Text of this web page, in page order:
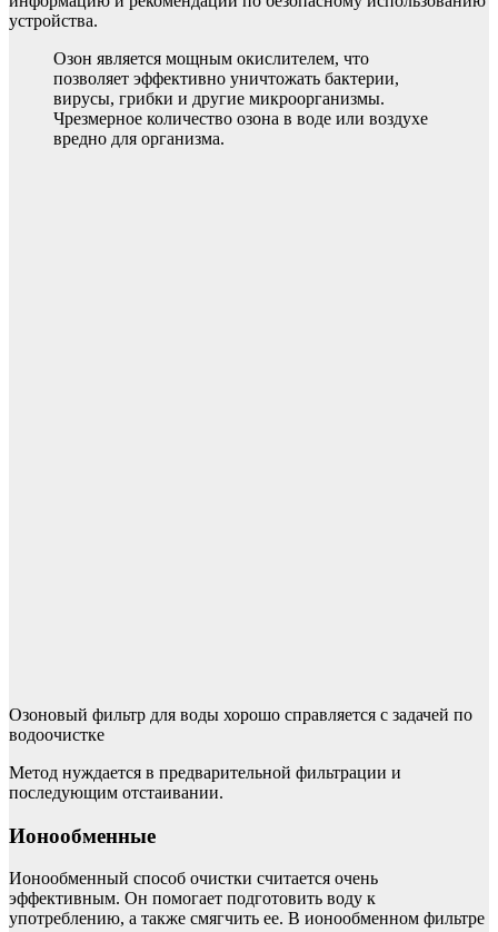
устройства.
Озон является мощным окислителем, что
позволяет эффективно уничтожать бактерии,
вирусы, грибки и другие микроорганизмы.
Чрезмерное количество озона в воде или воздухе
вредно для организма.
Озоновый фильтр для воды хорошо справляется с задачей по
водоочистке
Метод нуждается в предварительной фильтрации и
последующим отстаивании.
Ионообменные
Ионообменный способ очистки считается очень
эффективным. Он помогает подготовить воду к
употреблению, а также смягчить ее. В ионообменном фильтре